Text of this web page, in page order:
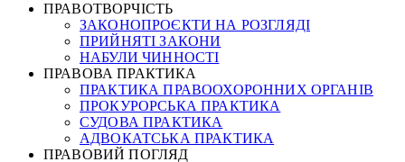
ПРАВОТВОРЧІСТЬ
ЗАКОНОПРОЄКТИ НА РОЗГЛЯДІ
ПРИЙНЯТІ ЗАКОНИ
НАБУЛИ ЧИННОСТІ
ПРАВОВА ПРАКТИКА
ПРАКТИКА ПРАВООХОРОННИХ ОРГАНІВ
ПРОКУРОРСЬКА ПРАКТИКА
СУДОВА ПРАКТИКА
АДВОКАТСЬКА ПРАКТИКА
ПРАВОВИЙ ПОГЛЯД